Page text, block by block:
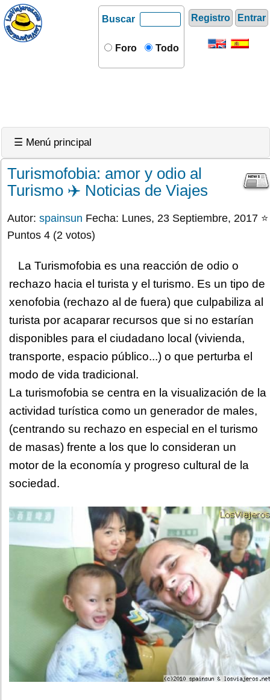
Registro Entrar
Buscar
Foro Todo
☰ Menú principal
Turismofobia: amor y odio al
Turismo ✈️ Noticias de Viajes
Autor: spainsun Fecha: Lunes, 23 Septiembre, 2017 ⭐
Puntos 4 (2 votos)
La Turismofobia es una reacción de odio o
rechazo hacia el turista y el turismo. Es un tipo de
xenofobia (rechazo al de fuera) que culpabiliza al
turista por acaparar recursos que si no estarían
disponibles para el ciudadano local (vivienda,
transporte, espacio público...) o que perturba el
modo de vida tradicional.
La turismofobia se centra en la visualización de la
actividad turística como un generador de males,
(centrando su rechazo en especial en el turismo
de masas) frente a los que lo consideran un
motor de la economía y progreso cultural de la
sociedad.